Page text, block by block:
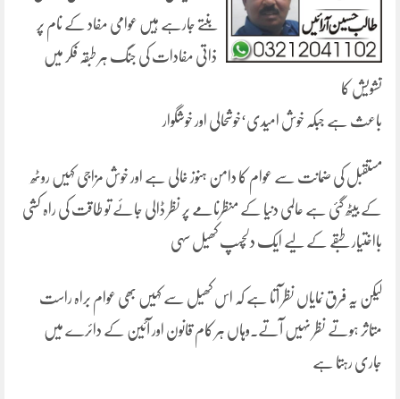
بنتے جارہے ہیں عوامی مفاد کے نام پر
ذاتی مفادات کی جنگ ہر طبقہ فکر میں
تشویش کا
باعث ہے جبکہ خوش امیدی‘خوشحالی اور خوشگوار
مستقبل کی ضمانت سے عوام کا دامن ہنوز خالی ہے اور خوش مزاجی کہیں روٹھ
کے بیٹھ گئی ہے عالمی دنیا کے منظرنامے پر نظر ڈالی جائے تو طاقت کی راہ کشی
بااختیار طبقے کے لیے ایک دلچسپ کھیل سہی
لیکن یہ فرق نمایاں نظر آتا ہے کہ اس کھیل سے کہیں بھی عوام براہ راست
متاثر ہوتے نظر نہیں آتے۔وہاں ہر کام قانون اور آئین کے دائرے میں
جاری رہتا ہے